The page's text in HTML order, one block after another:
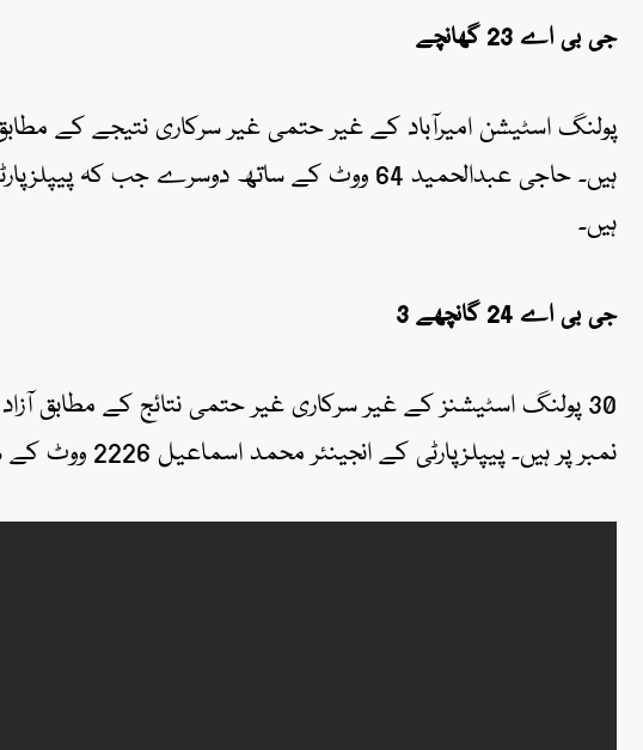
جی بی اے 23 گھانچے
ہیں۔
جی بی اے 24 گانچھے 3
نمبر پر ہیں۔ پیپلزپارٹی کے انجینئر محمد اسماعیل 2226 ووٹ کے ساتھ دوسرے نمبر پر ہیں۔